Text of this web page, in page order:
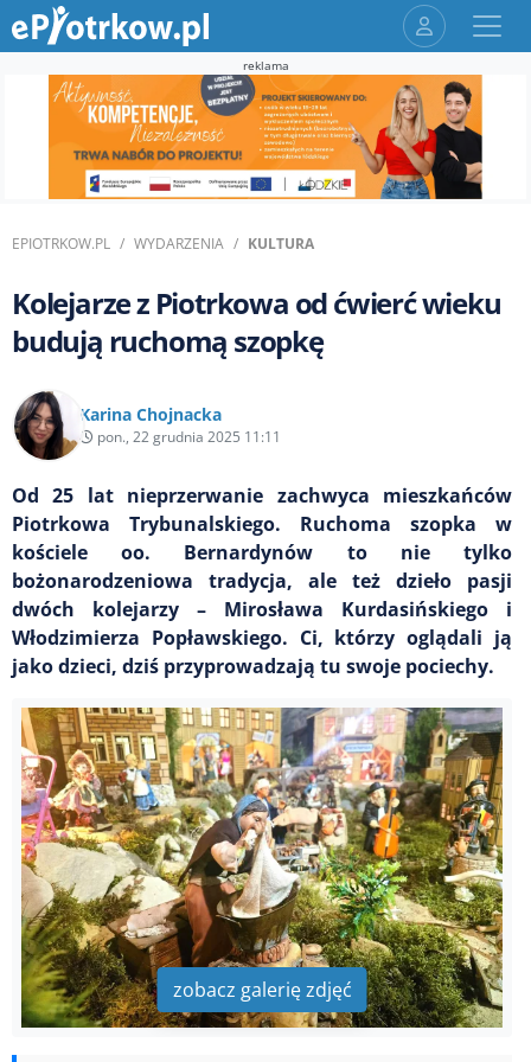
reklama
EPIOTRKOW.PL WYDARZENIA KULTURA
Kolejarze z Piotrkowa od ćwierć wieku
budują ruchomą szopkę
Karina Chojnacka
pon., 22 grudnia 2025 11:11
Od 25 lat nieprzerwanie zachwyca mieszkańców
Piotrkowa Trybunalskiego. Ruchoma szopka w
kościele oo. Bernardynów to nie tylko
bożonarodzeniowa tradycja, ale też dzieło pasji
dwóch kolejarzy – Mirosława Kurdasińskiego i
Włodzimierza Popławskiego. Ci, którzy oglądali ją
jako dzieci, dziś przyprowadzają tu swoje pociechy.
zobacz galerię zdjęć